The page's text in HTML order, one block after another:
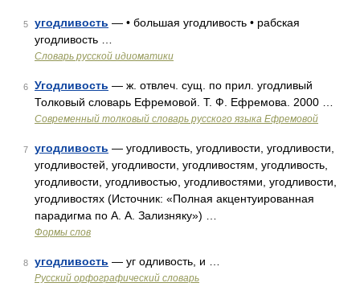
5 угодливость — • большая угодливость • рабская
угодливость …
Словарь русской идиоматики
6 Угодливость — ж. отвлеч. сущ. по прил. угодливый
Толковый словарь Ефремовой. Т. Ф. Ефремова. 2000 …
Современный толковый словарь русского языка Ефремовой
7 угодливость — угодливость, угодливости, угодливости,
угодливостей, угодливости, угодливостям, угодливость,
угодливости, угодливостью, угодливостями, угодливости,
угодливостях (Источник: «Полная акцентуированная
парадигма по А. А. Зализняку») …
Формы слов
8 угодливость — уг одливость, и …
Русский орфографический словарь